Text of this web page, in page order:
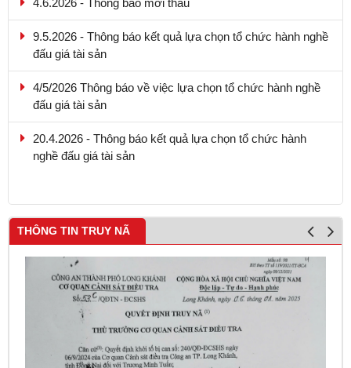
9.5.2026 - Thông báo kết quả lựa chọn tổ chức hành nghề
đấu giá tài sản
4/5/2026 Thông báo về việc lựa chọn tổ chức hành nghề
đấu giá tài sản
20.4.2026 - Thông báo kết quả lựa chọn tổ chức hành
nghề đấu giá tài sản
13.4.2026-Thông báo lựa chọn tổ chức đấu giá tài sản
THÔNG TIN TRUY NÃ